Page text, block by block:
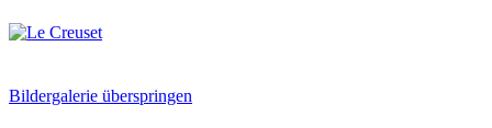
Bildergalerie überspringen